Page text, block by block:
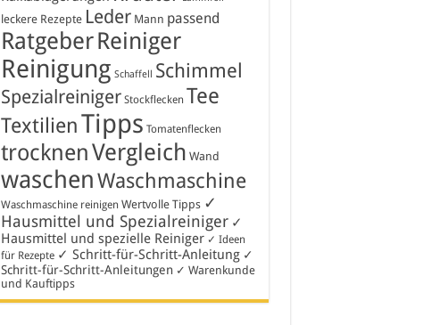
leckere Rezepte Leder Mann passend
RatgeberReiniger
Reinigung Schaffell Schimmel
Spezialreiniger Stockflecken Tee
TextilienTipps Tomatenflecken
trocknenVergleich Wand
waschenWaschmaschine
Waschmaschine reinigen Wertvolle Tipps ✓
Hausmittel und Spezialreiniger ✓
Hausmittel und spezielle Reiniger ✓ Ideen
für Rezepte ✓ Schritt-für-Schritt-Anleitung ✓
Schritt-für-Schritt-Anleitungen ✓ Warenkunde
und Kauftipps